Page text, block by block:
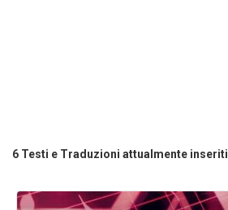
6 Testi e Traduzioni attualmente inseriti